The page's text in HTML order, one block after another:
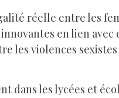
réelle entre les
en lien avec
les violences
dans les lycées et